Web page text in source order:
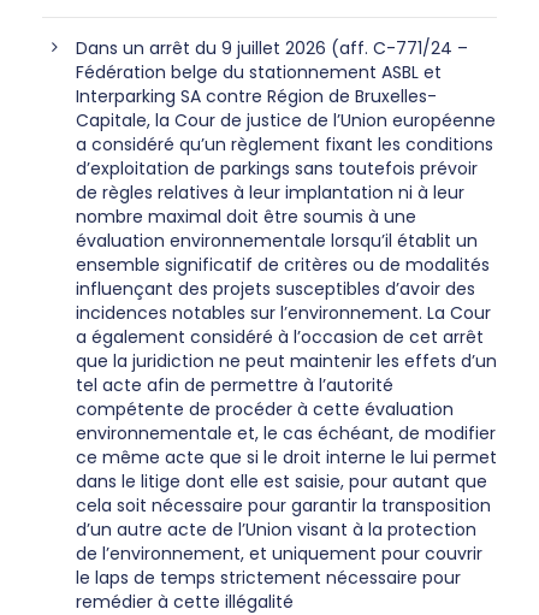
Dans un arrêt du 9 juillet 2026 (aff. C-771/24 –
Fédération belge du stationnement ASBL et
Interparking SA contre Région de Bruxelles-
Capitale, la Cour de justice de l’Union européenne
a considéré qu’un règlement fixant les conditions
d’exploitation de parkings sans toutefois prévoir
de règles relatives à leur implantation ni à leur
nombre maximal doit être soumis à une
évaluation environnementale lorsqu’il établit un
ensemble significatif de critères ou de modalités
influençant des projets susceptibles d’avoir des
incidences notables sur l’environnement. La Cour
a également considéré à l’occasion de cet arrêt
que la juridiction ne peut maintenir les effets d’un
tel acte afin de permettre à l’autorité
compétente de procéder à cette évaluation
environnementale et, le cas échéant, de modifier
ce même acte que si le droit interne le lui permet
dans le litige dont elle est saisie, pour autant que
cela soit nécessaire pour garantir la transposition
d’un autre acte de l’Union visant à la protection
de l’environnement, et uniquement pour couvrir
le laps de temps strictement nécessaire pour
remédier à cette illégalité